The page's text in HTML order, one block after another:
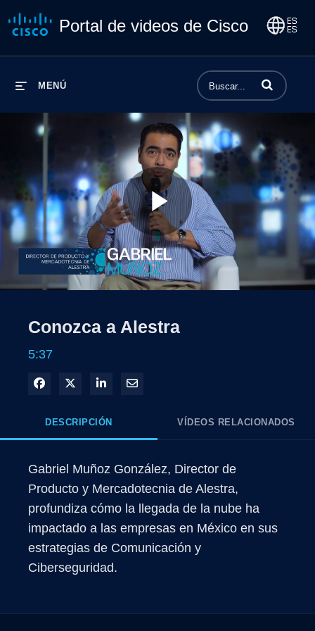
Portal de videos de Cisco
MENÚ Introduzca los
Play
Conozca a Alestra
5:37
Compartir en Facebook
Compartir en X
Compartir en LinkedIn
Compartir por correo electrónico
DESCRIPCIÓN VÍDEOS RELACIONADOS
Gabriel Muñoz González, Director de
Producto y Mercadotecnia de Alestra,
profundiza cómo la llegada de la nube ha
impactado a las empresas en México en sus
estrategias de Comunicación y
Ciberseguridad.